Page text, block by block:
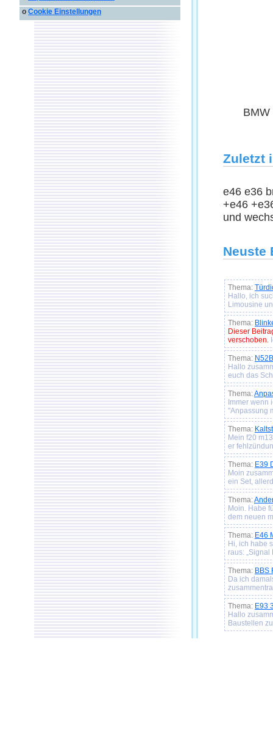
o Cookie Einstellungen
Zuletzt
e46 e36
+e46
und
Neuste
Thema:
Hallo, ich
Limousine
Thema:
Dieser
verschoben.
Thema:
Hallo
euch das
Thema:
Immer wenn
"Anpassung
Thema:
Mein f20
er
Thema: E39
Moin
ein Set,
Thema:
Moin. Habe
dem neuen
Thema: E46
Hi, ich habe
raus:
Thema: BBS
Da ich
Thema: E93
Hallo
Baustellen